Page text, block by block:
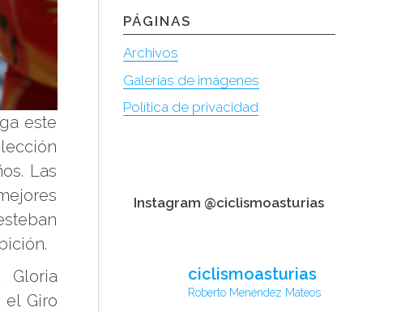
este
Las
Gloria
el Giro
PÁGINAS
Archivos
Galerías de imágenes
Política de privacidad
Instagram @ciclismoasturias
ciclismoasturias
Roberto Menéndez Mateos